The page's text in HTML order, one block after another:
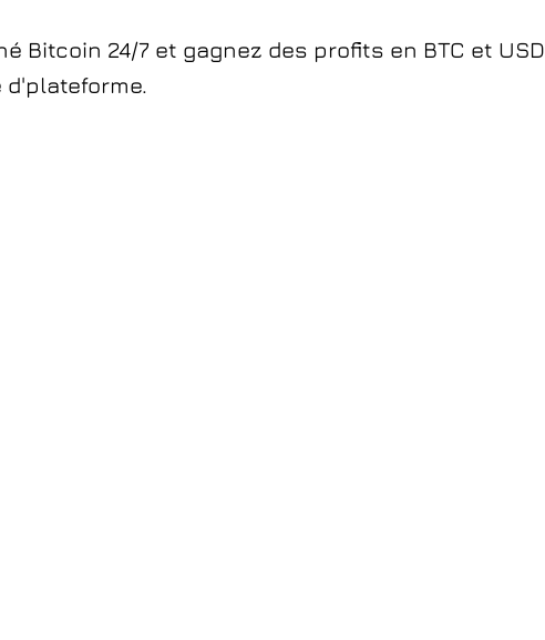
Bitcoin 24/7 et gagnez des profits en BTC et USD